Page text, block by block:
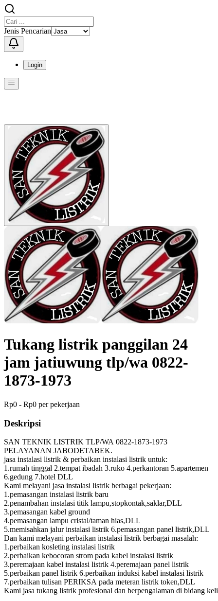
Jenis Pencarian
Login
Menu ini berisi navigasi untuk mengakses fitur-fitur di KangPro
Tukang listrik panggilan 24
jam jatiuwung tlp/wa 0822-
1873-1973
Rp0 - Rp0 per pekerjaan
Deskripsi
SAN TEKNIK LISTRIK TLP/WA 0822-1873-1973
PELAYANAN JABODETABEK.
jasa instalasi listrik & perbaikan instalasi listrik untuk:
1.rumah tinggal 2.tempat ibadah 3.ruko 4.perkantoran 5.apartemen
6.gedung 7.hotel DLL
Kami melayani jasa instalasi listrik berbagai pekerjaan:
1.pemasangan instalasi listrik baru
2.penambahan instalasi titik lampu,stopkontak,saklar,DLL
3.pemasangan kabel ground
4.pemasangan lampu cristal/taman hias,DLL
5.memisahkan jalur instalasi listrik 6.pemasangan panel listrik,DLL
Dan kami melayani perbaikan instalasi listrik berbagai masalah:
1.perbaikan kosleting instalasi listrik
2.perbaikan kebocoran strom pada kabel instalasi listrik
3.peremajaan kabel instalasi listrik 4.peremajaan panel listrik
5.perbaikan panel listrik 6.perbaikan induksi kabel instalasi listrik
7.perbaikan tulisan PERIKSA pada meteran listrik token,DLL
Kami jasa tukang listrik profesional dan berpengalaman di bidang